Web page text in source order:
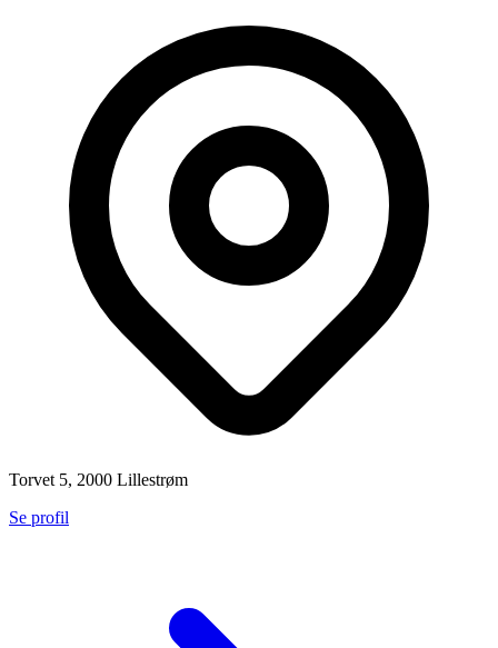
Torvet 5, 2000 Lillestrøm
Se profil